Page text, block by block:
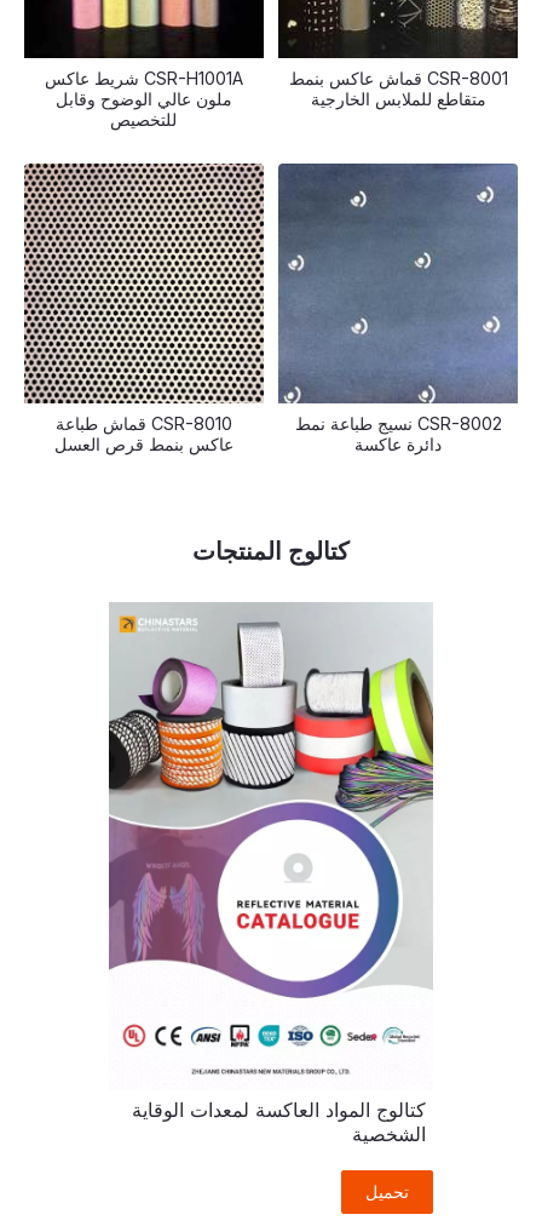
CSR-8001 قماش عاكس بنمط
متقاطع للملابس الخارجية
CSR-H1001A شريط عاكس
ملون عالي الوضوح وقابل
للتخصيص
CSR-8002 نسيج طباعة نمط
دائرة عاكسة
CSR-8010 قماش طباعة
عاكس بنمط قرص العسل
كتالوج المنتجات
كتالوج المواد العاكسة لمعدات الوقاية
الشخصية
تحميل